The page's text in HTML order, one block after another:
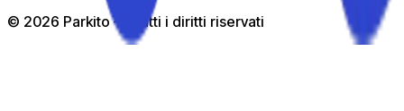
© 2026 Parkito — Tutti i diritti riservati